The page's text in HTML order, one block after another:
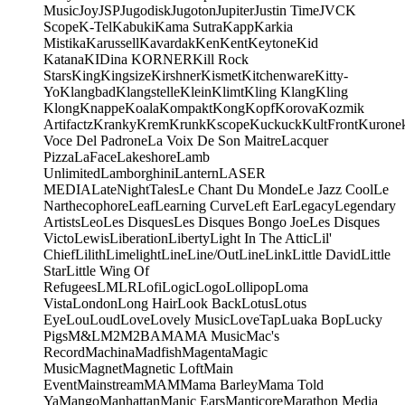
MusicJoyJSPJugodiskJugotonJupiterJustin TimeJVCK
ScopeK-TelKabukiKama SutraKappKarkia
MistikaKarussellKavardakKenKentKeytoneKid
KatanaKIDina KORNERKill Rock
StarsKingKingsizeKirshnerKismetKitchenwareKitty-
YoKlangbadKlangstelleKleinKlimtKling KlangKling
KlongKnappeKoalaKompaktKongKopfKorovaKozmik
ArtifactzKrankyKremKrunkKscopeKuckuckKultFront
Voce Del PadroneLa Voix De Son MaitreLacquer
PizzaLaFaceLakeshoreLamb
UnlimitedLamborghiniLanternLASER
MEDIALateNightTalesLe Chant Du MondeLe Jazz CoolLe
NarthecophoreLeafLearning CurveLeft EarLegacyLegendary
ArtistsLeoLes DisquesLes Disques Bongo JoeLes Disques
VictoLewisLiberationLibertyLight In The AtticLil'
ChiefLilithLimelightLineLine/OutLineLinkLittle DavidLittle
StarLittle Wing Of
RefugeesLMLRLofiLogicLogoLollipopLoma
VistaLondonLong HairLook BackLotusLotus
EyeLouLoudLoveLovely MusicLoveTapLuaka BopLucky
PigsM&LM2M2BAMAMA MusicMac's
RecordMachinaMadfishMagentaMagic
MusicMagnetMagnetic LoftMain
EventMainstreamMAMMama BarleyMama Told
YaMangoManhattanManic EarsManticoreMarathon Media